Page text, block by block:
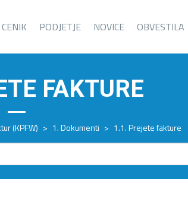
CENIK PODJETJE NOVICE OBVESTILA
FAKTURE
(KPFW) > 1. Dokumenti > 1.1. Prejete fakture